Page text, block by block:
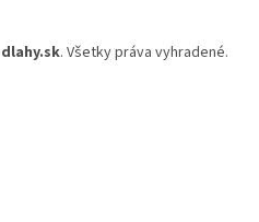
. Všetky práva vyhradené.